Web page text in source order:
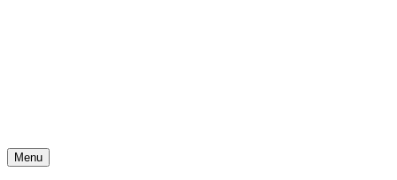
Menu